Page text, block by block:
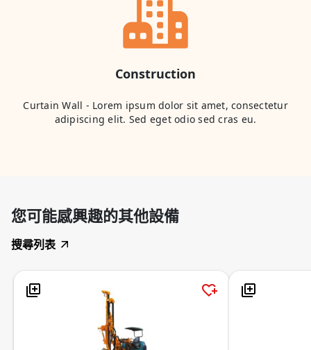
Construction
Curtain Wall - Lorem ipsum dolor sit amet, consectetur
adipiscing elit. Sed eget odio sed cras eu.
您可能感興趣的其他設備
搜尋列表